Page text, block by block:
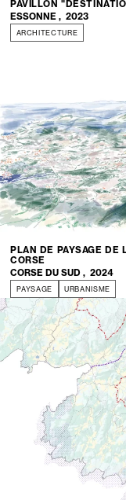
PAVILLON
ESSONNE , 2023
ARCHITECTURE
PLAN DE PAYSAGE DE
CORSE
CORSE DU SUD , 2024
PAYSAGE URBANISME